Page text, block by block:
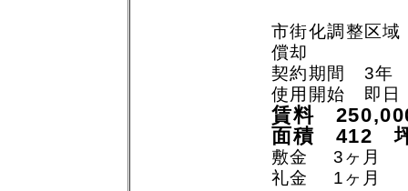
市街化調整区域
償却
契約期間 3年
使用開始 即日
賃料
面積 412
敷金 3ヶ月
礼金 1ヶ月